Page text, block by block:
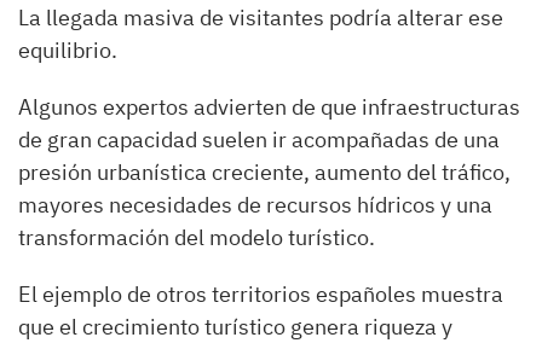
La llegada masiva de visitantes podría alterar ese
equilibrio.
Algunos expertos advierten de que infraestructuras
de gran capacidad suelen ir acompañadas de una
presión urbanística creciente, aumento del tráfico,
mayores necesidades de recursos hídricos y una
transformación del modelo turístico.
El ejemplo de otros territorios españoles muestra
que el crecimiento turístico genera riqueza y